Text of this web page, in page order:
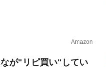
Amazon
が"リピ買い"してい